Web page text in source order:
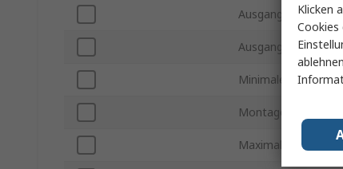
Ausgangsstrom
Ausgangsstrom
Minimale
Montageart
Maximale
Klicken
Cookies